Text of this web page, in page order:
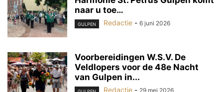
naar u toe…
GULPEN Redactie - 6 juni 2026
Voorbereidingen W.S.V. De
Veldlopers voor de 48e Nacht
van Gulpen in...
Redactie - 29 mei 2026